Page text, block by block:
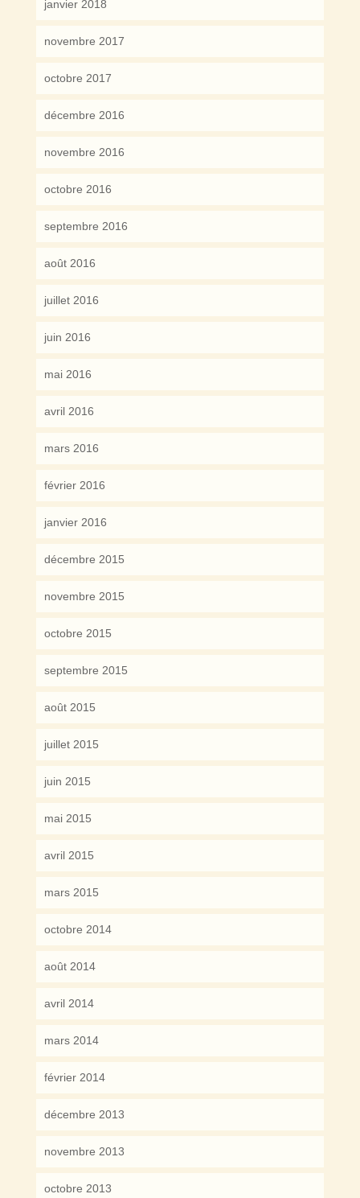
janvier 2018
novembre 2017
octobre 2017
décembre 2016
novembre 2016
octobre 2016
septembre 2016
août 2016
juillet 2016
juin 2016
mai 2016
avril 2016
mars 2016
février 2016
janvier 2016
décembre 2015
novembre 2015
octobre 2015
septembre 2015
août 2015
juillet 2015
juin 2015
mai 2015
avril 2015
mars 2015
octobre 2014
août 2014
avril 2014
mars 2014
février 2014
décembre 2013
novembre 2013
octobre 2013